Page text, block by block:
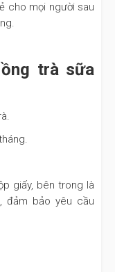
cho mọi người sau
trà sữa
giấy, bên trong là
đảm bảo yêu cầu